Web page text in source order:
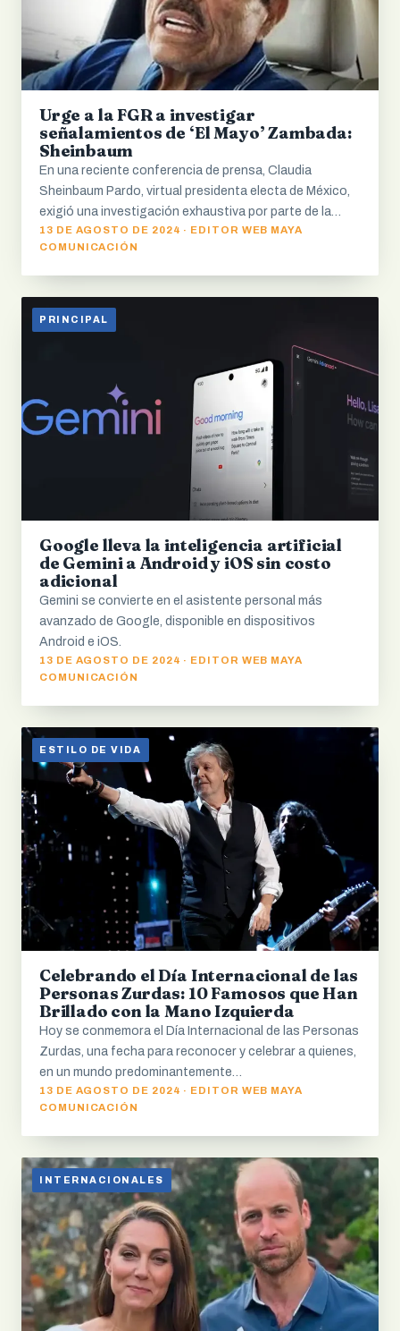
Urge a la FGR a investigar
señalamientos de ‘El Mayo’ Zambada:
Sheinbaum
En una reciente conferencia de prensa, Claudia
Sheinbaum Pardo, virtual presidenta electa de México,
exigió una investigación exhaustiva por parte de la…
13 DE AGOSTO DE 2024 · EDITOR WEB MAYA
COMUNICACIÓN
PRINCIPAL
Google lleva la inteligencia artificial
de Gemini a Android y iOS sin costo
adicional
Gemini se convierte en el asistente personal más
avanzado de Google, disponible en dispositivos
Android e iOS.
13 DE AGOSTO DE 2024 · EDITOR WEB MAYA
COMUNICACIÓN
ESTILO DE VIDA
Celebrando el Día Internacional de las
Personas Zurdas: 10 Famosos que Han
Brillado con la Mano Izquierda
Hoy se conmemora el Día Internacional de las Personas
Zurdas, una fecha para reconocer y celebrar a quienes,
en un mundo predominantemente…
13 DE AGOSTO DE 2024 · EDITOR WEB MAYA
COMUNICACIÓN
INTERNACIONALES